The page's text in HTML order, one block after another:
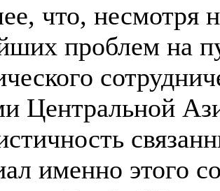
что, несмотря
проблем на
Центральной
именно этого